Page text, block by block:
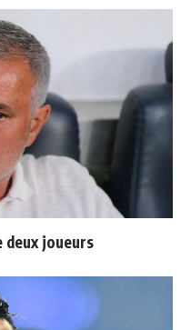
deux joueurs